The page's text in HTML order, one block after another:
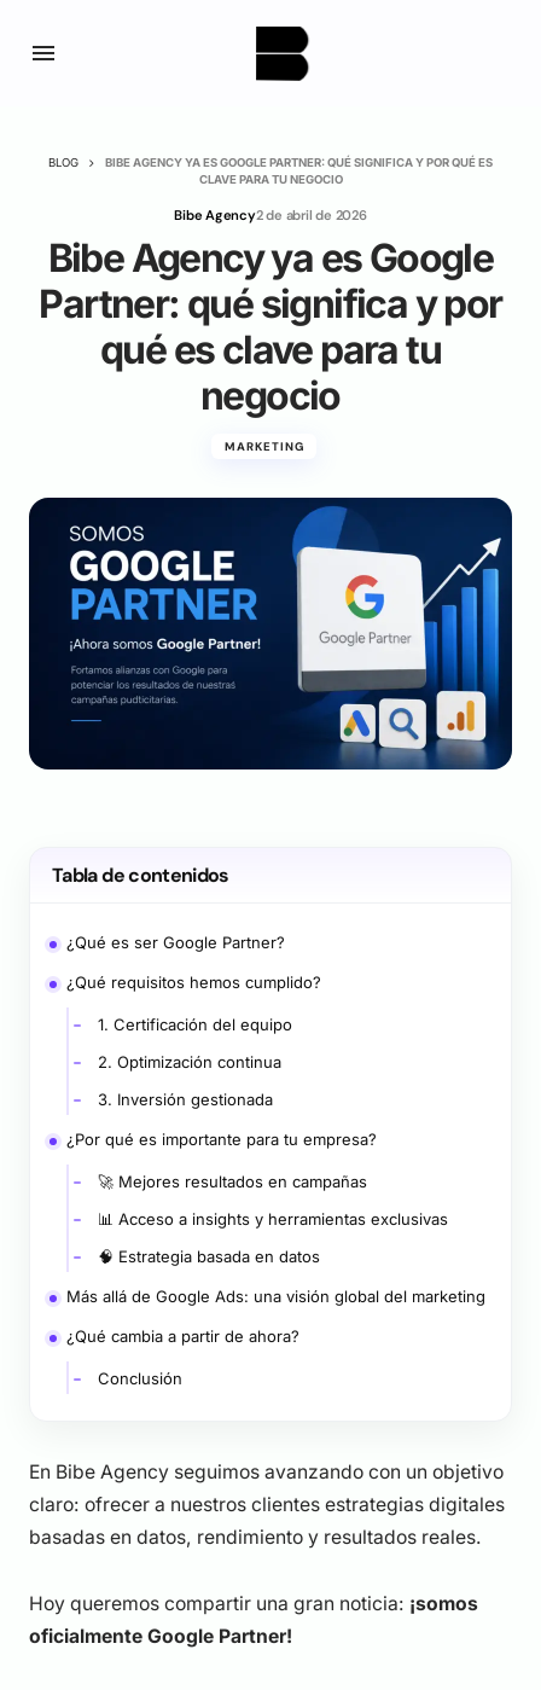
BLOG
BIBE AGENCY YA ES GOOGLE PARTNER: QUÉ SIGNIFICA Y POR QUÉ ES
CLAVE PARA TU NEGOCIO
Bibe Agency2 de abril de 2026
Bibe Agency ya es Google
Partner: qué significa y por
qué es clave para tu
negocio
MARKETING
Tabla de contenidos
¿Qué es ser Google Partner?
¿Qué requisitos hemos cumplido?
1. Certificación del equipo
2. Optimización continua
3. Inversión gestionada
¿Por qué es importante para tu empresa?
🚀 Mejores resultados en campañas
📊 Acceso a insights y herramientas exclusivas
🧠 Estrategia basada en datos
Más allá de Google Ads: una visión global del marketing
¿Qué cambia a partir de ahora?
Conclusión
En Bibe Agency seguimos avanzando con un objetivo
claro: ofrecer a nuestros clientes estrategias digitales
basadas en datos, rendimiento y resultados reales.
Hoy queremos compartir una gran noticia: ¡somos
oficialmente Google Partner!